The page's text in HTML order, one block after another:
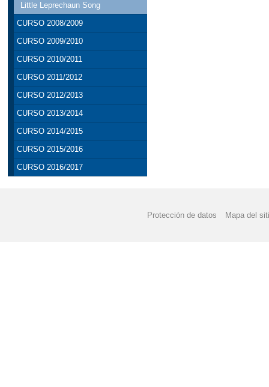
Little Leprechaun Song
CURSO 2008/2009
CURSO 2009/2010
CURSO 2010/2011
CURSO 2011/2012
CURSO 2012/2013
CURSO 2013/2014
CURSO 2014/2015
CURSO 2015/2016
CURSO 2016/2017
Protección de datos Mapa del